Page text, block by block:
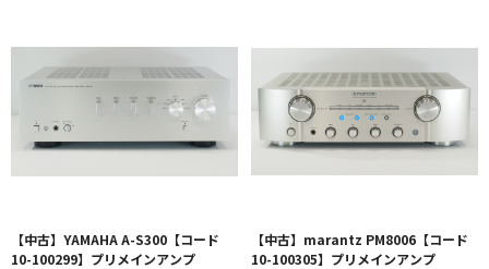
【中古】YAMAHA A-S300【コード
10-100299】プリメインアンプ
【中古】marantz PM8006【コード
10-100305】プリメインアンプ